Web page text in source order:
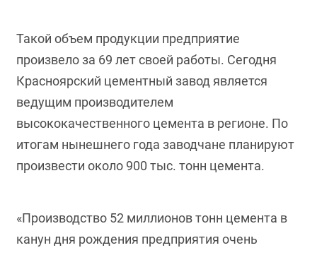
Такой объем продукции предприятие
произвело за 69 лет своей работы. Сегодня
Красноярский цементный завод является
ведущим производителем
высококачественного цемента в регионе. По
итогам нынешнего года заводчане планируют
произвести около 900 тыс. тонн цемента.
«Производство 52 миллионов тонн цемента в
канун дня рождения предприятия очень